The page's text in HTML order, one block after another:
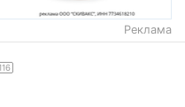
Реклама